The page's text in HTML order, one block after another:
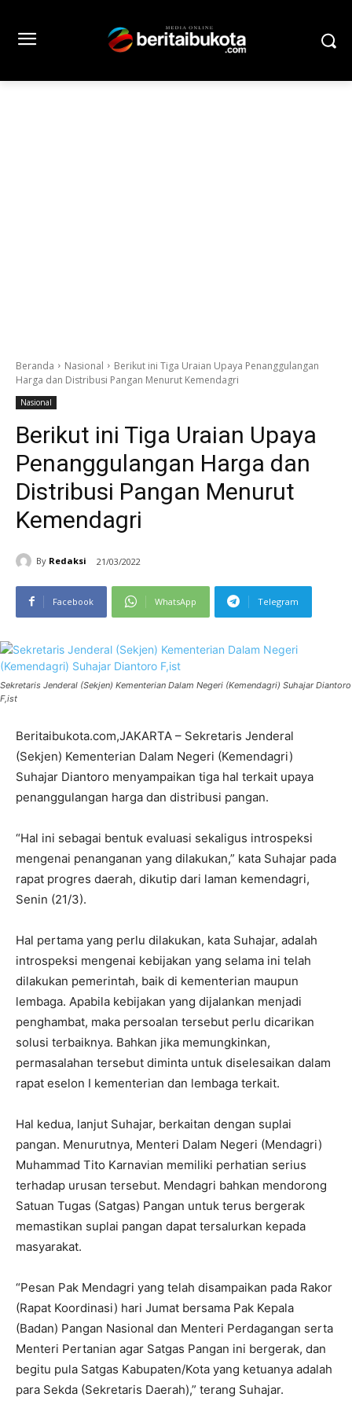
Beranda Nasional
Berikut ini Tiga Uraian Upaya Penanggulangan
Harga dan Distribusi Pangan Menurut Kemendagri
Nasional
Berikut ini Tiga Uraian Upaya
Penanggulangan Harga dan
Distribusi Pangan Menurut
Kemendagri
By Redaksi 21/03/2022
Facebook WhatsApp Telegram
Sekretaris Jenderal (Sekjen) Kementerian Dalam Negeri (Kemendagri) Suhajar Diantoro
F,ist
Beritaibukota.com,JAKARTA – Sekretaris Jenderal
(Sekjen) Kementerian Dalam Negeri (Kemendagri)
Suhajar Diantoro menyampaikan tiga hal terkait upaya
penanggulangan harga dan distribusi pangan.
“Hal ini sebagai bentuk evaluasi sekaligus introspeksi
mengenai penanganan yang dilakukan,” kata Suhajar pada
rapat progres daerah, dikutip dari laman kemendagri,
Senin (21/3).
Hal pertama yang perlu dilakukan, kata Suhajar, adalah
introspeksi mengenai kebijakan yang selama ini telah
dilakukan pemerintah, baik di kementerian maupun
lembaga. Apabila kebijakan yang dijalankan menjadi
penghambat, maka persoalan tersebut perlu dicarikan
solusi terbaiknya. Bahkan jika memungkinkan,
permasalahan tersebut diminta untuk diselesaikan dalam
rapat eselon I kementerian dan lembaga terkait.
Hal kedua, lanjut Suhajar, berkaitan dengan suplai
pangan. Menurutnya, Menteri Dalam Negeri (Mendagri)
Muhammad Tito Karnavian memiliki perhatian serius
terhadap urusan tersebut. Mendagri bahkan mendorong
Satuan Tugas (Satgas) Pangan untuk terus bergerak
memastikan suplai pangan dapat tersalurkan kepada
masyarakat.
“Pesan Pak Mendagri yang telah disampaikan pada Rakor
(Rapat Koordinasi) hari Jumat bersama Pak Kepala
(Badan) Pangan Nasional dan Menteri Perdagangan serta
Menteri Pertanian agar Satgas Pangan ini bergerak, dan
begitu pula Satgas Kabupaten/Kota yang ketuanya adalah
para Sekda (Sekretaris Daerah),” terang Suhajar.